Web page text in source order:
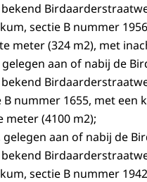
sectie B nummer
meter (324 m2), met
aan of nabij de
nummer 1655, met een
(4100 m2);
aan of nabij de
sectie B nummer